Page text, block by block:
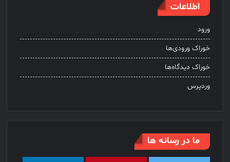
اطلاعات
ورود
خوراک ورودی‌ها
خوراک دیدگاه‌ها
وردپرس
ما در رسانه ها